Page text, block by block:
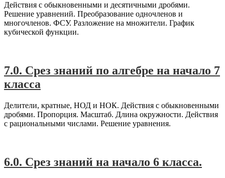
Действия с обыкновенными и десятичными дробями.
Решение уравнений. Преобразование одночленов и
многочленов. ФСУ. Разложение на множители. График
кубической функции.
7.0. Срез знаний по алгебре на начало 7
класса
Делители, кратные, НОД и НОК. Действия с обыкновенными
дробями. Пропорция. Масштаб. Длина окружности. Действия
с рациональными числами. Решение уравнения.
6.0. Срез знаний на начало 6 класса.